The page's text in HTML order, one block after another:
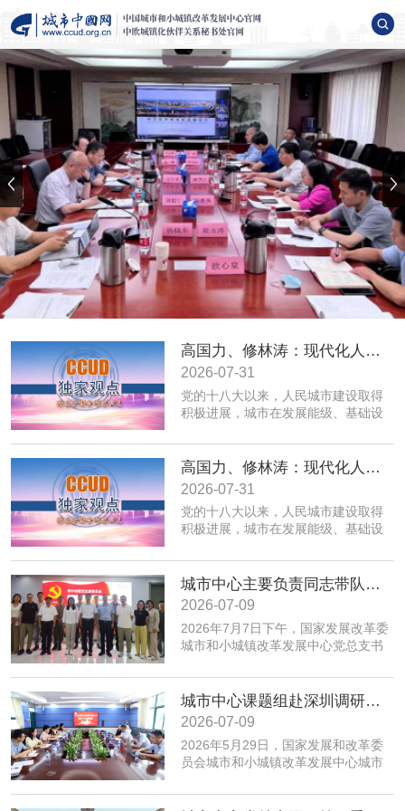
高国力、修林涛：现代化人民城市高质量发展的战略框架与政策体系
2026-07-31
党的十八大以来，人民城市建设取得
积极进展，城市在发展能级、基础设
治理、历史文化保护等方面取得积极
成效；同时，也面临着转变发展方
式、培育发展动能、提升功能品质、
加强生态环境保护、赓续历史文脉、
推动精细治理、增强城市韧性等转型
发展任务。为实现以上目标，必须紧
城市、安全可靠的韧性城市、崇德向
善的文明城市、便捷高效的智慧城市
等重点任务，优化以构建新体系、培
育新动能、服务全年龄、保障全要素
为重点的政策体系，走出一条具有中
高国力、修林涛：现代化人民城市高质量发展的战略框架与政策体系
2026-07-31
党的十八大以来，人民城市建设取得
积极进展，城市在发展能级、基础设
治理、历史文化保护等方面取得积极
成效；同时，也面临着转变发展方
式、培育发展动能、提升功能品质、
加强生态环境保护、赓续历史文脉、
推动精细治理、增强城市韧性等转型
发展任务。为实现以上目标，必须紧
城市、安全可靠的韧性城市、崇德向
善的文明城市、便捷高效的智慧城市
等重点任务，优化以构建新体系、培
育新动能、服务全年龄、保障全要素
为重点的政策体系，走出一条具有中
城市中心主要负责同志带队赴摩尔线程“夸娥”北京智算中心专题调研
2026-07-09
2026年7月7日下午，国家发展改革委
城市和小城镇改革发展中心党总支书
娥”北京智算中心开展专题调研。
城市中心课题组赴深圳调研全国人才大数据平台福田区学生学习力项目应用情况
2026-07-09
​2026年5月29日，国家发展和改革委
员会城市和小城镇改革发展中心城市
国人才大数据平台在基础教育学生学